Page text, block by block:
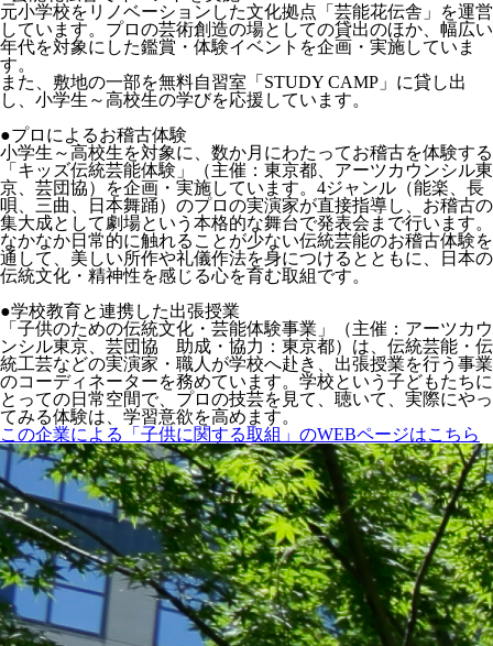
元小学校をリノベーションした文化拠点「芸能花伝舎」を運営
しています。プロの芸術創造の場としての貸出のほか、幅広い
年代を対象にした鑑賞・体験イベントを企画・実施していま
す。
また、敷地の一部を無料自習室「STUDY CAMP」に貸し出
し、小学生～高校生の学びを応援しています。
●プロによるお稽古体験
小学生～高校生を対象に、数か月にわたってお稽古を体験する
「キッズ伝統芸能体験」（主催：東京都、アーツカウンシル東
京、芸団協）を企画・実施しています。4ジャンル（能楽、長
唄、三曲、日本舞踊）のプロの実演家が直接指導し、お稽古の
集大成として劇場という本格的な舞台で発表会まで行います。
なかなか日常的に触れることが少ない伝統芸能のお稽古体験を
通して、美しい所作や礼儀作法を身につけるとともに、日本の
伝統文化・精神性を感じる心を育む取組です。
●学校教育と連携した出張授業
「子供のための伝統文化・芸能体験事業」（主催：アーツカウ
ンシル東京、芸団協 助成・協力：東京都）は、伝統芸能・伝
統工芸などの実演家・職人が学校へ赴き、出張授業を行う事業
のコーディネーターを務めています。学校という子どもたちに
とっての日常空間で、プロの技芸を見て、聴いて、実際にやっ
てみる体験は、学習意欲を高めます。
この企業による「子供に関する取組」のWEBページはこちら